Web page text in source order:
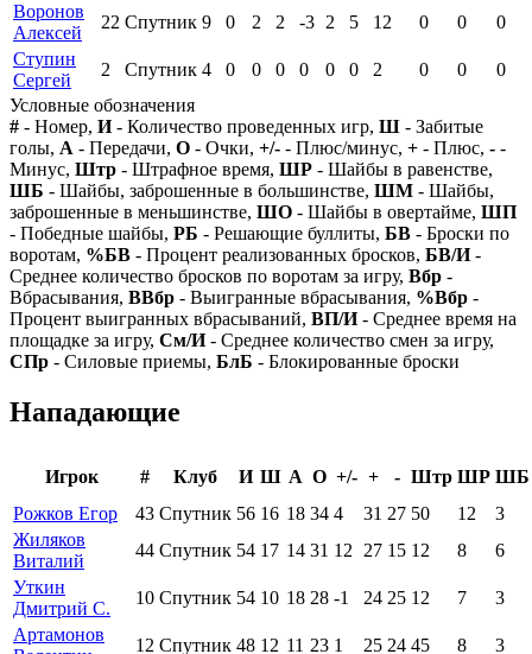
Воронов
Алексей
22 Спутник 9 0 2 2 -3 2 5 12 0 0
0
Ступин
Сергей
2 Спутник 4 0 0 0 0 0 0 2 0 0
0
Условные обозначения
# - Номер, И- Количество проведенных игр, Ш - Забитые
голы, А - Передачи, О - Очки, +/- - Плюс/минус, + - Плюс, - -
Минус, Штр - Штрафное время, ШР - Шайбы в равенстве,
ШБ - Шайбы, заброшенные в большинстве, ШМ - Шайбы,
заброшенные в меньшинстве, ШО - Шайбы в овертайме, ШП
- Победные шайбы, РБ - Решающие буллиты, БВ - Броски по
воротам, %БВ - Процент реализованных бросков, БВ/И-
Среднее количество бросков по воротам за игру, Вбр -
Вбрасывания, ВВбр - Выигранные вбрасывания, %Вбр -
Процент выигранных вбрасываний, ВП/И- Среднее время на
площадке за игру, См/И- Среднее количество смен за игру,
СПр - Силовые приемы, БлБ - Блокированные броски
Нападающие
Игрок # Клуб И Ш А О +/- + - Штр ШР ШБ
Рожков Егор
43 Спутник 56 16 18 34 4 31 27 50 12
3
Жиляков
Виталий
44 Спутник 54 17 14 31 12 27 15 12 8
6
Уткин
Дмитрий С.
10 Спутник 54 10 18 28 -1 24 25 12 7
3
Артамонов
12 Спутник 48 12 11 23 1 25 24 45 8 3